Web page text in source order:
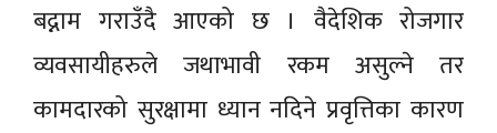
बद्नाम गराउँदै आएको छ । वैदेशिक रोजगार
व्यवसायीहरुले जथाभावी रकम असुल्ने तर
कामदारको सुरक्षामा ध्यान नदिने प्रवृत्तिका कारण